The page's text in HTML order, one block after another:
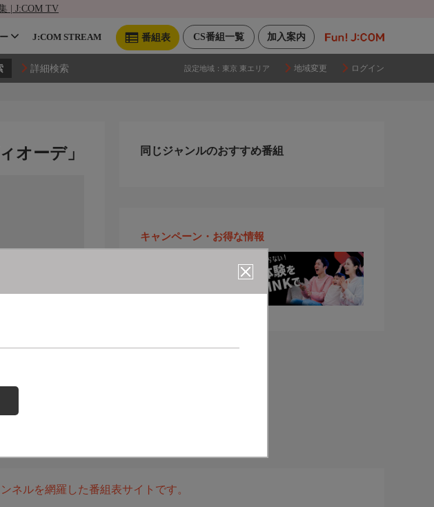
| J:COM TV
加入案内
CS番組一覧
番組表
J:COM STREAM
詳細検索 設定地域： 東京 東エリア 地域変更 ログイン
オーデ」 同じジャンルのおすすめ番組
キャンペーン・お得な情報
ネルを網羅した番組表サイトです。